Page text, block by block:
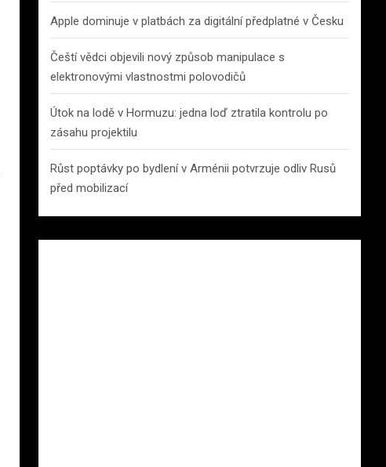
Apple dominuje v platbách za digitální předplatné v Česku
Čeští vědci objevili nový způsob manipulace s
elektronovými vlastnostmi polovodičů
Útok na lodě v Hormuzu: jedna loď ztratila kontrolu po
zásahu projektilu
Růst poptávky po bydlení v Arménii potvrzuje odliv Rusů
před mobilizací